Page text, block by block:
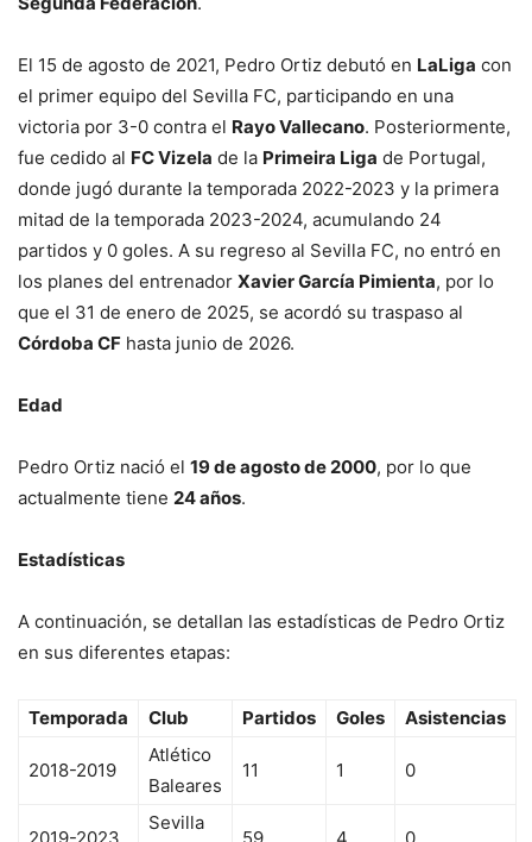
El 15 de agosto de 2021, Pedro Ortiz debutó en LaLiga con
el primer equipo del Sevilla FC, participando en una
victoria por 3-0 contra el Rayo Vallecano. Posteriormente,
fue cedido al FC Vizela de la Primeira Liga de Portugal,
donde jugó durante la temporada 2022-2023 y la primera
mitad de la temporada 2023-2024, acumulando 24
partidos y 0 goles. A su regreso al Sevilla FC, no entró en
los planes del entrenador Xavier García Pimienta, por lo
que el 31 de enero de 2025, se acordó su traspaso al
Córdoba CF hasta junio de 2026.
Edad
Pedro Ortiz nació el 19 de agosto de 2000, por lo que
actualmente tiene 24 años.
Estadísticas
A continuación, se detallan las estadísticas de Pedro Ortiz
en sus diferentes etapas:
Temporada Club Partidos Goles Asistencias
2018-2019
Atlético
Baleares
11 1 0
2019-2023
Sevilla
59 4 0